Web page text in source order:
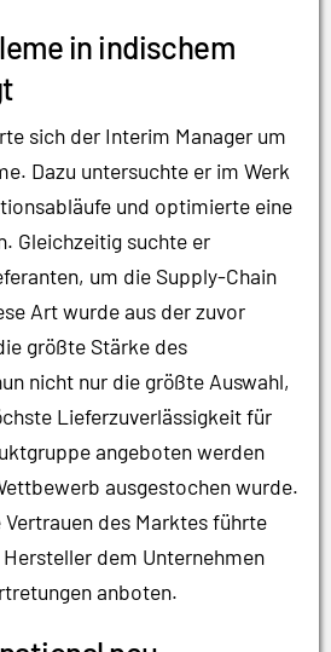
in indischem
sich der Interim Manager um
Dazu untersuchte er im Werk
und optimierte eine
Gleichzeitig suchte er
um die Supply-Chain
Art wurde aus der zuvor
größte Stärke des
nicht nur die größte Auswahl,
Lieferzuverlässigkeit für
angeboten werden
ausgestochen wurde.
Vertrauen des Marktes führte
dem Unternehmen
anboten.